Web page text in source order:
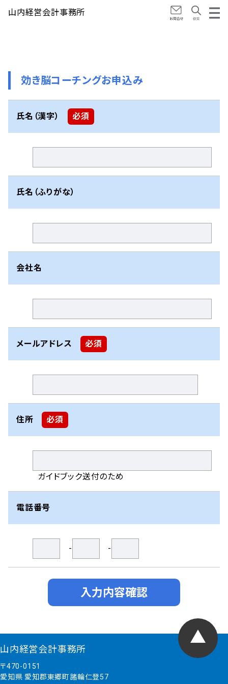
山内経営会計事務所
記事一覧
効き脳コーチングお申込み
氏名（漢字） 必須
氏名（ふりがな）
会社名
メールアドレス 必須
住所 必須
ガイドブック送付のため
電話番号
- -
入力内容確認
山内経営会計事務所
〒470-0151
愛知県 愛知郡東郷町諸輪仁登57